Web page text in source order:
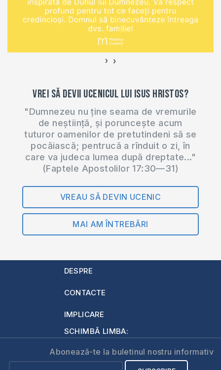
mustrarea și
învățătura Domnului.
Aceasta se aplică și
disciplinarea
‹ ›
Vrei să devii ucenicul lui Isus Hristos?
"Dumnezeu nu ține seama de vremurile
de neștiință, și poruncește acum
tuturor oamenilor de pretutindeni să se
pocăiască; pentrucă a rînduit o zi, în
care va judeca lumea după dreptate..."
(Faptele Apostolilor 17:30—31)
VREAU SĂ DEVIN UCENIC
MAI AM ÎNTREBĂRI
DESPRE
CONTACTE
IMPLICARE
SCHIMBĂ LIMBA:
Abonează-te la buletinul nostru informativ